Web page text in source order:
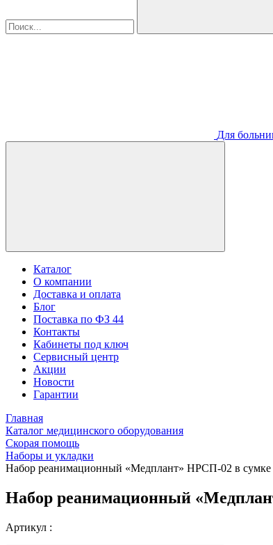
Для
Каталог
О компании
Доставка и оплата
Блог
Поставка по ФЗ 44
Контакты
Кабинеты под ключ
Сервисный центр
Акции
Новости
Гарантии
Главная
Каталог медицинского оборудования
Скорая помощь
Наборы и укладки
Набор реанимационный «Медплант» НРСП-02 в
Набор реанимационный
Артикул :